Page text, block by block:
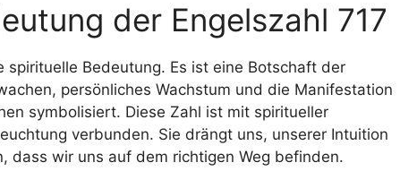
der Engelszahl 717
spirituelle Bedeutung. Es ist eine Botschaft der
persönliches Wachstum und die Manifestation
symbolisiert. Diese Zahl ist mit spiritueller
verbunden. Sie drängt uns, unserer Intuition
dass wir uns auf dem richtigen Weg befinden.